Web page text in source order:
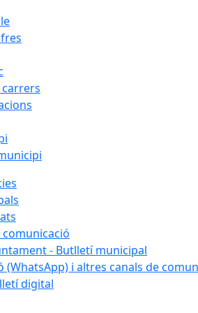
carrers
comunicació
- Butlletí municipal
(WhatsApp) i altres canals de
digital